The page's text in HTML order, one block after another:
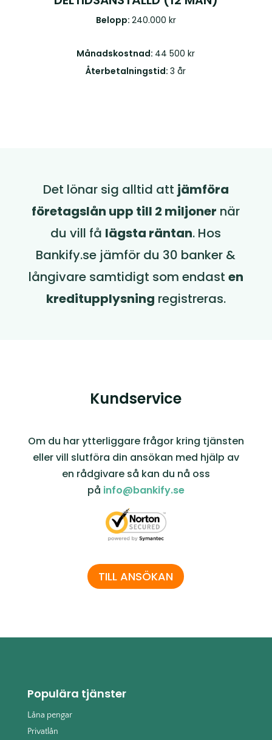
Belopp: 240.000 kr
Månadskostnad: 44 500 kr
Återbetalningstid:3 år
Det lönar sig alltid att jämföra
företagslån upp till 2 miljoner när
du vill få lägsta räntan. Hos
Bankify.se jämför du 30 banker &
långivare samtidigt som endast en
kreditupplysning registreras.
Kundservice
Om du har ytterliggare frågor kring tjänsten
eller vill slutföra din ansökan med hjälp av
en rådgivare så kan du nå oss
på info@bankify.se
TILL ANSÖKAN
Populära tjänster
Låna pengar
Privatlån